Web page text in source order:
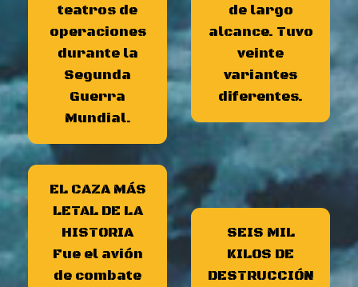
teatros de
operaciones
durante la
Segunda
Guerra
Mundial.
de largo
alcance. Tuvo
veinte
variantes
diferentes.
EL CAZA MÁS
LETAL DE LA
HISTORIA
Fue el avión
de combate
SEIS MIL
KILOS DE
DESTRUCCIÓN